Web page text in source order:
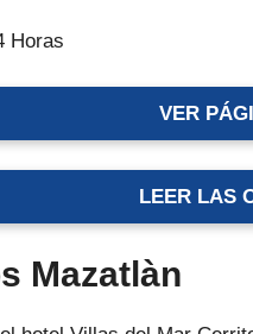
Horas
VER
LEER LAS
Mazatlàn